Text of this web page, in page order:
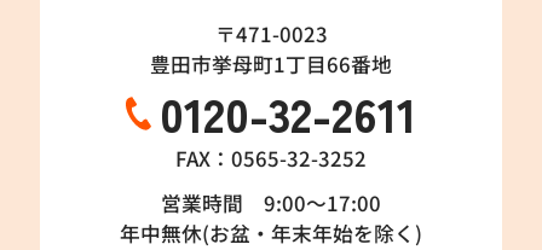
〒471-0023
豊田市挙母町1丁目66番地
0120-32-2611
FAX：0565-32-3252
営業時間 9:00～17:00
年中無休(お盆・年末年始を除く)